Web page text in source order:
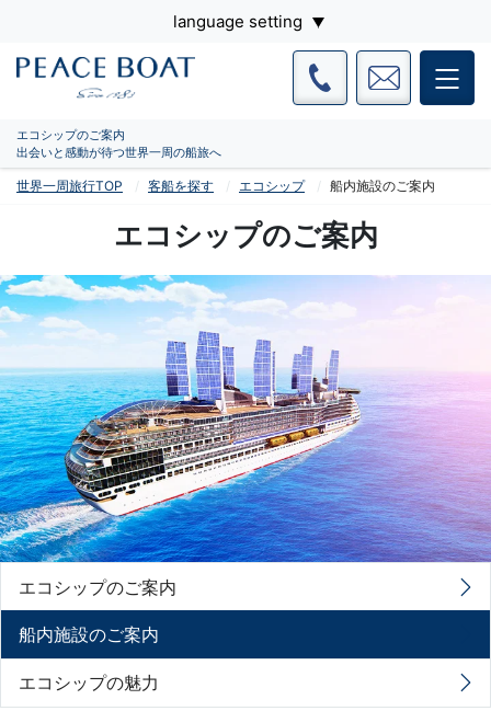
language setting
エコシップのご案内
出会いと感動が待つ世界一周の船旅へ
世界一周旅行TOP 客船を探す エコシップ 船内施設のご案内
エコシップのご案内
エコシップのご案内
船内施設のご案内
エコシップの魅力